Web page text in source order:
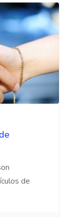
de